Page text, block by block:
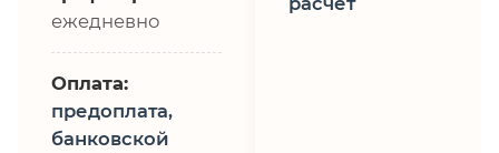
ежедневно
Оплата:
предоплата,
банковской